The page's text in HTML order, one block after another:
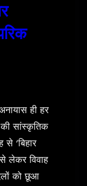
ही हर
सांस्कृतिक
से ‘बिहार
लेकर विवाह
को छूआ